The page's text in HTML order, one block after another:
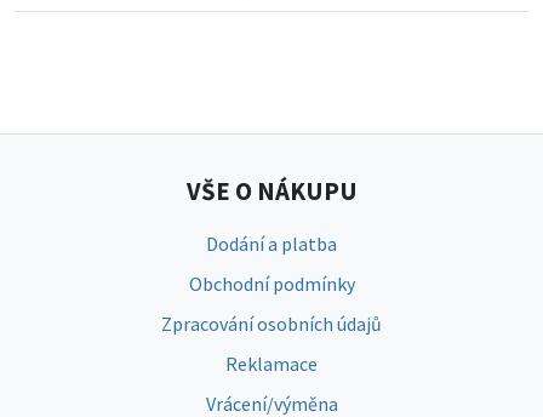
VŠE O NÁKUPU
Dodání a platba
Obchodní podmínky
Zpracování osobních údajů
Reklamace
Vrácení/výměna